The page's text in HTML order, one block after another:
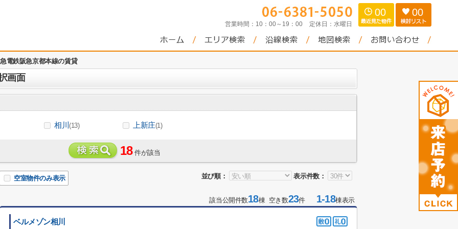
営業時間： 10：00～19：00 定休日： 水曜日
00 00
電鉄阪急京都本線の賃貸
画面
相川(13) 上新庄(1)
18 件が該当
並び順： 表示件数：
空室物件のみ表示
該当公開件数18棟 空き数23件1-18棟表示
ベルメゾン相川